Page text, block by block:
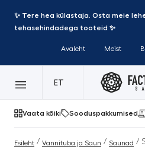
✨ Tere hea külastaja. Osta meie
tehasehindadega tooteid ✨
Avaleht Meist
ET
Vaata kõiki Sooduspakkumised
Esileht / Vannituba ja Saun / Saunad /